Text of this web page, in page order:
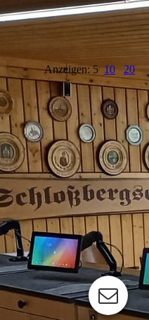
Anzeigen: 510 20